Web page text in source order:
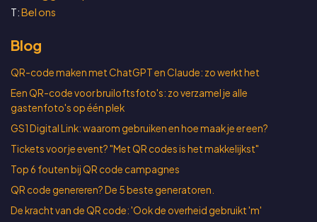
T:Bel ons
Blog
QR-code maken met ChatGPT en Claude: zo werkt het
Een QR-code voor bruiloftsfoto's: zo verzamel je alle
gastenfoto's op één plek
GS1 Digital Link: waarom gebruiken en hoe maak je er een?
Tickets voor je event? "Met QR codes is het makkelijkst"
Top 6 fouten bij QR code campagnes
QR code genereren? De 5 beste generatoren.
De kracht van de QR code: 'Ook de overheid gebruikt 'm'